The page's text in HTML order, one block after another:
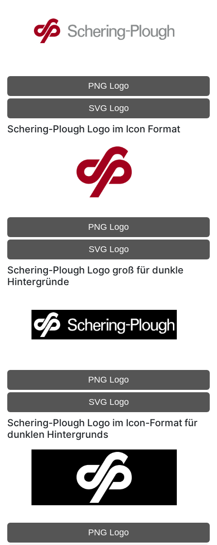
PNG Logo
SVG Logo
Schering-Plough Logo im Icon Format
PNG Logo
SVG Logo
Schering-Plough Logo groß für dunkle
Hintergründe
PNG Logo
SVG Logo
Schering-Plough Logo im Icon-Format für
dunklen Hintergrunds
PNG Logo